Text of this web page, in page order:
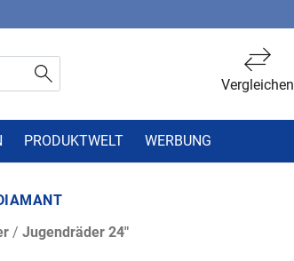
Vergleichen
PRODUKTWELT WERBUNG
/ Jugendräder 24"